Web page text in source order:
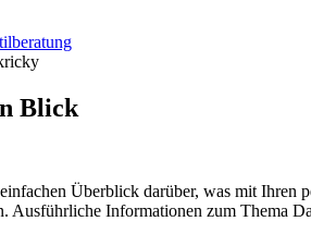
Blick
Überblick darüber, was mit Ihren
Informationen zum Thema